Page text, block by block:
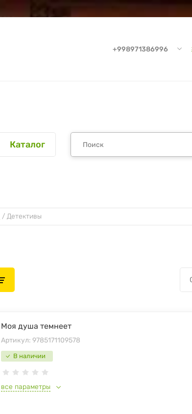
+998971386996
Каталог
/ Детективы
В наличии
Моя душа темнеет
Артикул: 9785171109578
все параметры